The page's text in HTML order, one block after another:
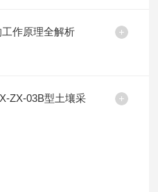
作原理全解析
ZX-03B型土壤采